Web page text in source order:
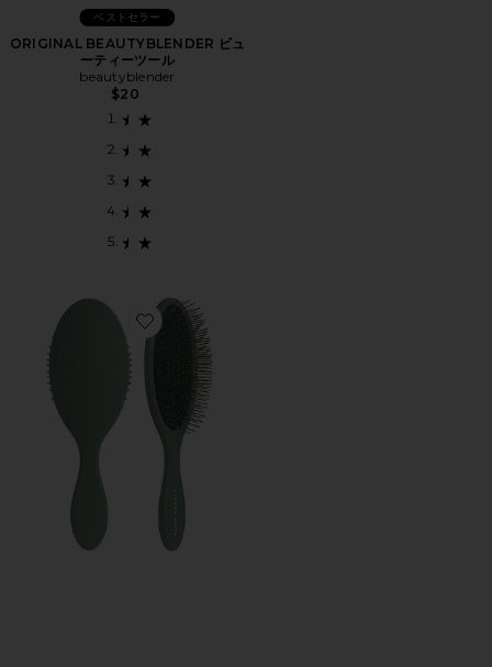
ベストセラー
ORIGINAL BEAUTYBLENDER ビュ
ーティーツール
beautyblender
$20
Favorite The Detangling Brush